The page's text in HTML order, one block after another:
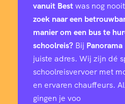
vanuit Bestwas nog
zoek naar een
manier om een bus te
schoolreis? Bij Panorama
juiste adres. Wij zijn dé
schoolreisvervoer met
en ervaren chauffeurs.
gingen je voo